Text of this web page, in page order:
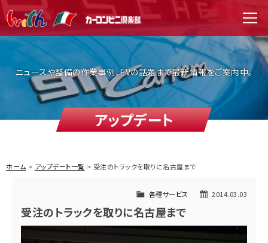
WITH（ウィズ） menu
ニュースや整備の作業事例、EVの話題まで最新情報をご案内中。
アップデート
ホーム アップデート一覧 受注のトラックを取りに名古屋まで
2014.03.03
各種サービス
受注のトラックを取りに名古屋まで